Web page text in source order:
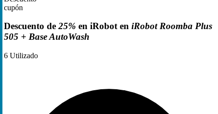
cupón
Descuento de25% en iRobot en iRobot Roomba Plus
505 + Base AutoWash
6 Utilizado